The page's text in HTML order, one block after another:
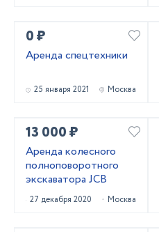
0 ₽
Аренда спецтехники
25 января 2021 Москва
13 000 ₽
Аренда колесного
полноповоротного
экскаватора JCB
27 декабря 2020 Москва